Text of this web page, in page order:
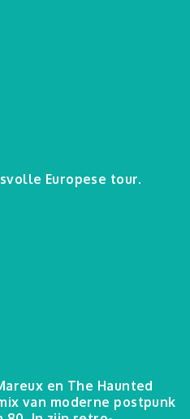
Europese tour.
en The Haunted
van moderne postpunk